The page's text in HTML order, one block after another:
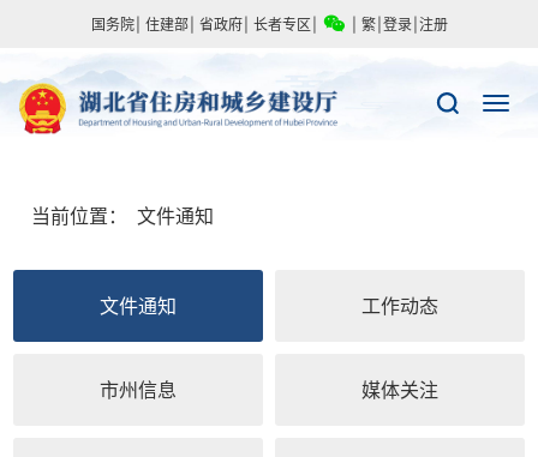
国务院 住建部 省政府 长者专区 繁 登录 注册
当前位置： 文件通知
文件通知 工作动态
市州信息 媒体关注